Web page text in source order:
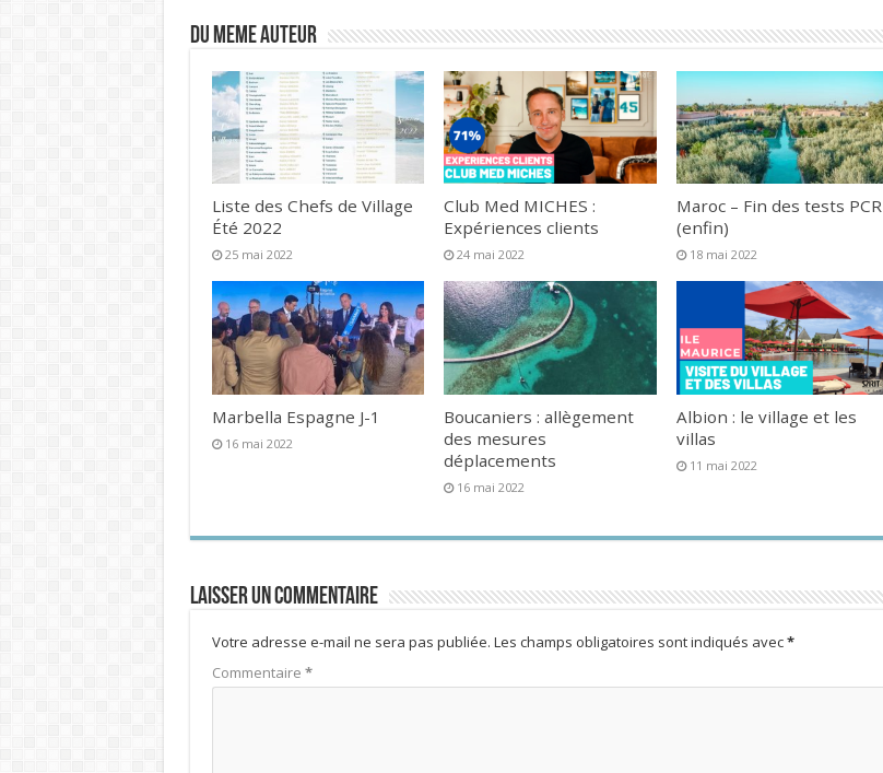
DU MEME AUTEUR
Liste des Chefs de Village
Été 2022
25 mai 2022
Club Med MICHES :
Expériences clients
24 mai 2022
Maroc – Fin des tests PCR
(enfin)
18 mai 2022
Marbella Espagne J-1
16 mai 2022
Boucaniers : allègement
des mesures
déplacements
16 mai 2022
Albion : le village et les
villas
11 mai 2022
Laisser un commentaire
Votre adresse e-mail ne sera pas publiée. Les champs obligatoires sont indiqués avec*
Commentaire *